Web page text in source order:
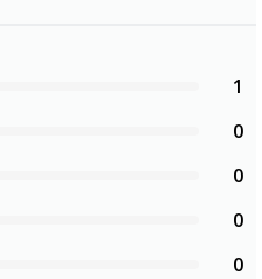
1
0
0
0
0